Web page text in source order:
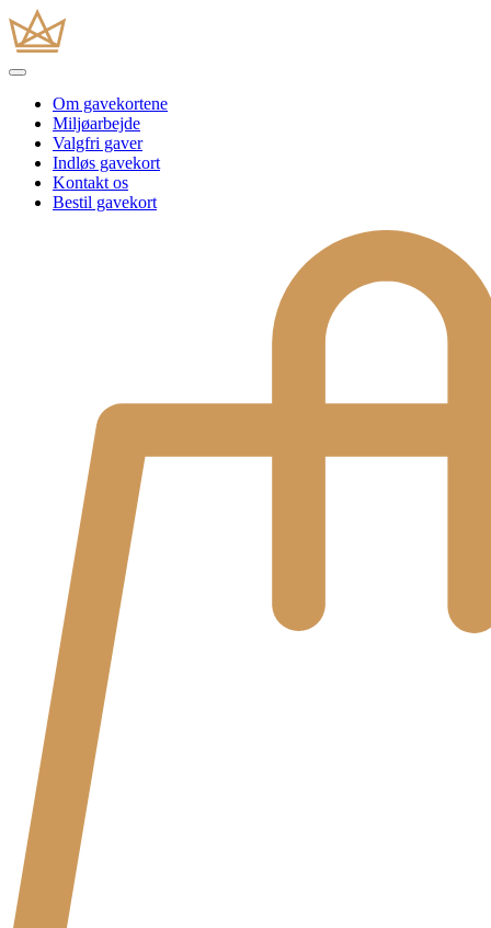
Om gavekortene
Miljøarbejde
Valgfri gaver
Indløs gavekort
Kontakt os
Bestil gavekort